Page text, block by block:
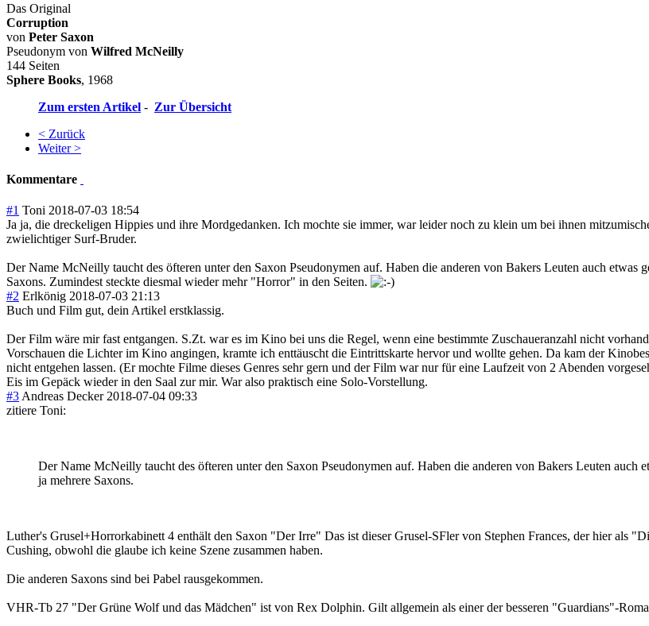
Das Original
Corruption
von Peter Saxon
Pseudonym von Wilfred McNeilly
144 Seiten
Sphere Books, 1968
Zum ersten Artikel - Zur Übersicht
< Zurück
Weiter >
Kommentare
#1 Toni 2018-07-03 18:54
Ja ja, die dreckeligen Hippies und ihre Mordgedanken. Ich mochte sie immer, war leider noch zu klein um bei ihnen
zwielichtiger Surf-Bruder.
Der Name McNeilly taucht des öfteren unter den Saxon Pseudonymen auf. Haben die anderen von Bakers Leuten auch etwas
Saxons. Zumindest steckte diesmal wieder mehr "Horror" in den Seiten.
#2 Erlkönig 2018-07-03 21:13
Buch und Film gut, dein Artikel erstklassig.
Der Film wäre mir fast entgangen. S.Zt. war es im Kino bei uns die Regel, wenn eine bestimmte Zuschaueranzahl nicht
Vorschauen die Lichter im Kino angingen, kramte ich enttäuscht die Eintrittskarte hervor und wollte gehen. Da kam der
nicht entgehen lassen. (Er mochte Filme dieses Genres sehr gern und der Film war nur für eine Laufzeit von 2 Abenden
Eis im Gepäck wieder in den Saal zur mir. War also praktisch eine Solo-Vorstellung.
#3 Andreas Decker 2018-07-04 09:33
zitiere Toni:
Der Name McNeilly taucht des öfteren unter den Saxon Pseudonymen auf. Haben die anderen von Bakers Leuten auch
ja mehrere Saxons.
Luther's Grusel+Horrorkabinett 4 enthält den Saxon "Der Irre" Das ist dieser Grusel-SFler von Stephen Frances, der hier als
Cushing, obwohl die glaube ich keine Szene zusammen haben.
Die anderen Saxons sind bei Pabel rausgekommen.
VHR-Tb 27 "Der Grüne Wolf und das Mädchen" ist von Rex Dolphin. Gilt allgemein als einer der besseren "Guardians"-